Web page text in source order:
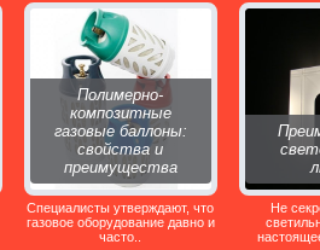
Полимерно-
композитные
газовые баллоны:
свойства и
преимущества
Специалисты утверждают, что
газовое оборудование давно и
часто..
Не